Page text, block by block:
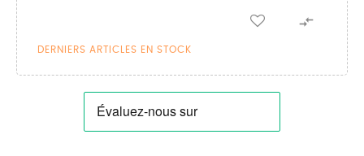

DERNIERS ARTICLES EN STOCK